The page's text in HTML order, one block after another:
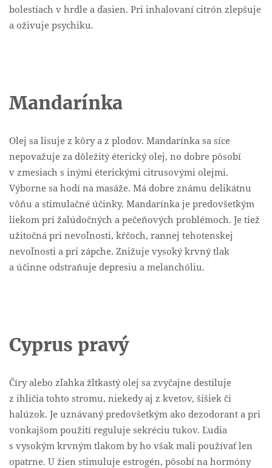
bolestiach v hrdle a ďasien. Pri inhalovaní citrón zlepšuje
a oživuje psychiku.
Mandarínka
Olej sa lisuje z kôry a z plodov. Mandarínka sa síce
nepovažuje za dôležitý éterický olej, no dobre pôsobí
v zmesiach s inými éterickými citrusovými olejmi.
Výborne sa hodí na masáže. Má dobre známu delikátnu
vôňu a stimulačné účinky. Mandarínka je predovšetkým
liekom pri žalúdočných a pečeňových problémoch. Je tiež
užitočná pri nevoľnosti, kŕčoch, rannej tehotenskej
nevoľnosti a pri zápche. Znižuje vysoký krvný tlak
a účinne odstraňuje depresiu a melanchóliu.
Cyprus pravý
Číry alebo zľahka žltkastý olej sa zvyčajne destiluje
z ihličia tohto stromu, niekedy aj z kvetov, šišiek či
halúzok. Je uznávaný predovšetkým ako dezodorant a pri
vonkajšom použití reguluje sekréciu tukov. Ľudia
s vysokým krvným tlakom by ho však mali používať len
opatrne. U žien stimuluje estrogén, pôsobí na hormóny